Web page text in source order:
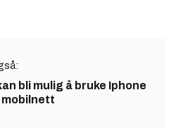
bli mulig å bruke Iphone